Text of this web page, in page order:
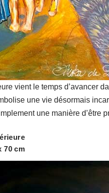
vient le temps d’avancer
une vie désormais
une manière d’être
70 cm